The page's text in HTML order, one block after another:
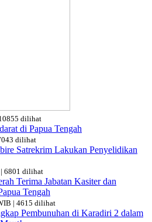
dilihat
di Papua Tengah
dilihat
Satrekrim Lakukan Penyelidikan
6801 dilihat
Terima Jabatan Kasiter dan
Tengah
| 4615 dilihat
Pembunuhan di Karadiri 2 dalam